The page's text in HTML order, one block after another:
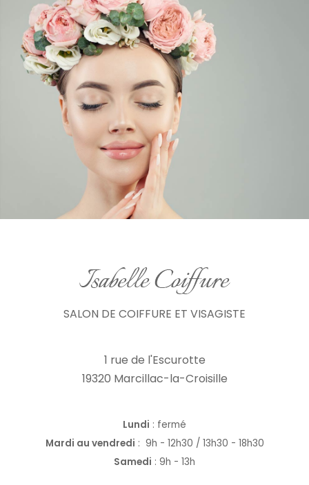
SALON DE COIFFURE ET VISAGISTE
1 rue de l'Escurotte
19320 Marcillac-la-Croisille
Lundi : fermé
Mardi au vendredi : 9h - 12h30 / 13h30 - 18h30
Samedi : 9h - 13h